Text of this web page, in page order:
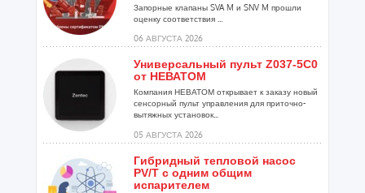
Запорные клапаны SVA M и SNV M прошли
оценку соответствия ...
06 АВГУСТА 2026
Универсальный пульт Z037-5C0
от НЕВАТОМ
Компания НЕВАТОМ открывает к заказу новый
сенсорный пульт управления для приточно-
вытяжных установок...
05 АВГУСТА 2026
Гибридный тепловой насос
PV/T с одним общим
испарителем